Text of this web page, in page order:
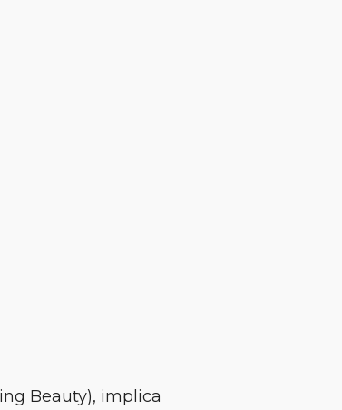
Beauty), implica